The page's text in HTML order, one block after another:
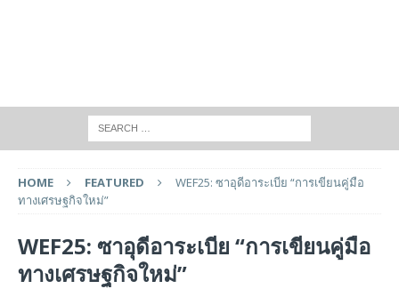
HOME FEATURED
WEF25: ซาอุดีอาระเบีย “การเขียนคู่มือ
ทางเศรษฐกิจใหม่”
WEF25: ซาอุดีอาระเบีย “การเขียนคู่มือ
ทางเศรษฐกิจใหม่”